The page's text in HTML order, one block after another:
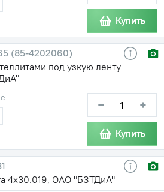
Купить
(85-4202060)
под узкую ленту
− +
Купить
4х30.019, ОАО "БЗТДиА"